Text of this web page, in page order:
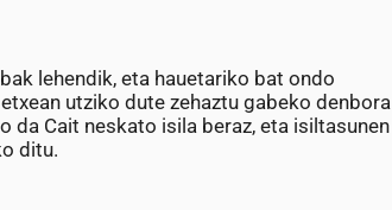
lehendik, eta hauetariko bat ondo
utziko dute zehaztu gabeko denbora
da Cait neskato isila beraz, eta isiltasunen
ditu.